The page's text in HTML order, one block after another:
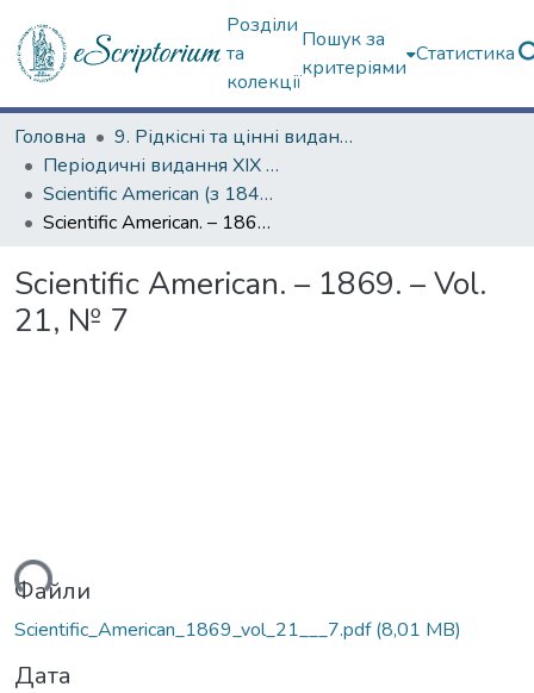
Розділи
та
колекції
Пошук за
критеріями
Статистика
Головна
9. Рідкісні та цінні видання
Періодичні видання ХІХ ст.
Scientific American (з 1845 р.)
Scientific American. – 1869. – Vol. 21, № 7
Scientific American. – 1869. – Vol.
21, № 7
Файли
Scientific_American_1869_vol_21___7.pdf(8,01 MB)
Дата